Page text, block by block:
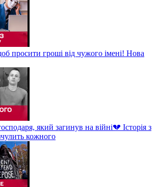
просити гроші від чужого імені! Нова
який загинув на війні💔 Історія з
кожного